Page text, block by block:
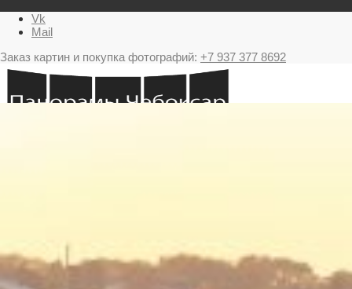
Vk
Mail
Заказ картин и покупка фотографий: +7 937 377 8692
Фестиваль фейерверков в Чебоксарах